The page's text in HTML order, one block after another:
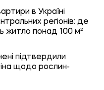
в Україні
регіонів: де
житло понад 100 м²
підтвердили
щодо рослин-